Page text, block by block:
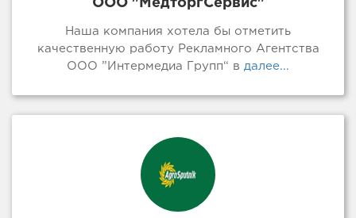
ООО "МедторгСервис"
Наша компания хотела бы отметить
качественную работу Рекламного Агентства
ООО ”Интермедиа Групп“ в далее...